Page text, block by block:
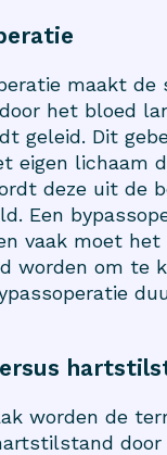
maakt de
het bloed
geleid. Dit
eigen lichaam
deze uit de
Een
vaak moet
worden om te
worden de
door